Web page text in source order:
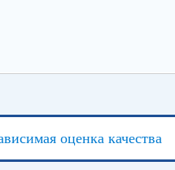
оценка качества